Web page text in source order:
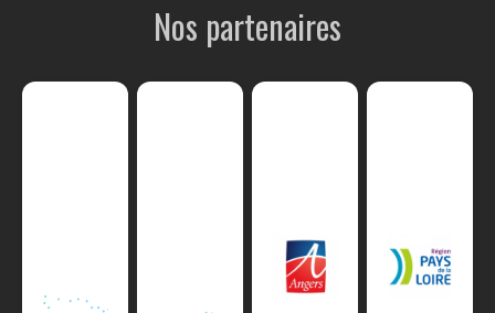
Nos partenaires